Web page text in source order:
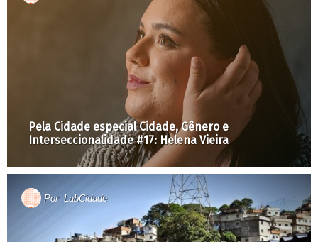
Pela Cidade especial Cidade, Gênero e
Interseccionalidade #17: Helena Vieira
Por LabCidade